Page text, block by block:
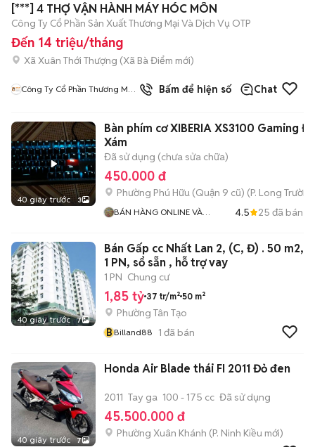
[***] 4 THỢ VẬN HÀNH MÁY HÓC MÔN
Công Ty Cổ Phần Sản Xuất Thương Mại Và Dịch Vụ OTP
Đến 14 triệu/tháng
Xã Xuân Thới Thượng (Xã Bà Điểm mới)
Công Ty Cổ Phần Thương Mại
Bấm để hiện số Chat
40 giây trước 3
Bàn phím cơ XIBERIA XS3100 Gaming
Xám
Đã sử dụng (chưa sửa chữa)
450.000 đ
Phường Phú Hữu (Quận 9 cũ) (P. Long Trường
BÁN HÀNG ONLINE VÀ
4.5 25 đã bán
40 giây trước 7
Bán Gấp cc Nhất Lan 2, (C, Đ) . 50 m2,
1 PN, sổ sẵn , hỗ trợ vay
1 PN Chung cư
1,85 tỷ 37 tr/m² 50 m²
Phường Tân Tạo
BBilland88 1 đã bán
40 giây trước 7
Honda Air Blade thái FI 2011 Đỏ đen
2011 Tay ga 100 - 175 cc Đã sử dụng
45.500.000 đ
Phường Xuân Khánh (P. Ninh Kiều mới)